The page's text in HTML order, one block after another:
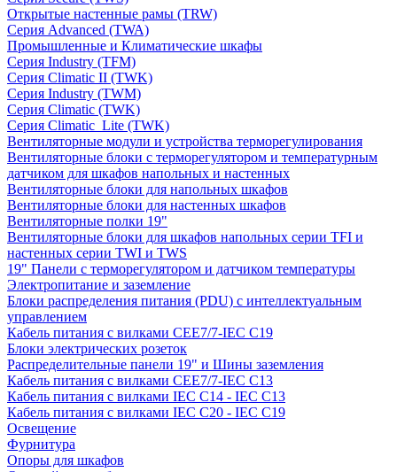
Открытые настенные рамы (TRW)
Серия Advanced (TWA)
Промышленные и Климатические шкафы
Серия Industry (TFM)
Серия Climatic II (TWK)
Серия Industry (TWM)
Серия Climatic (TWK)
Серия Climatic_Lite (TWK)
Вентиляторные модули и устройства терморегулирования
Вентиляторные блоки с терморегулятором и температурным
датчиком для шкафов напольных и настенных
Вентиляторные блоки для напольных шкафов
Вентиляторные блоки для настенных шкафов
Вентиляторные полки 19"
Вентиляторные блоки для шкафов напольных серии TFI и
настенных серии TWI и TWS
19" Панели с терморегулятором и датчиком температуры
Электропитание и заземление
Блоки распределения питания (PDU) с интеллектуальным
управлением
Кабель питания с вилками CEE7/7-IEC C19
Блоки электрических розеток
Распределительные панели 19" и Шины заземления
Кабель питания с вилками CEE7/7-IEC C13
Кабель питания с вилками IEC C14 - IEC C13
Кабель питания с вилками IEC C20 - IEC C19
Освещение
Фурнитура
Опоры для шкафов